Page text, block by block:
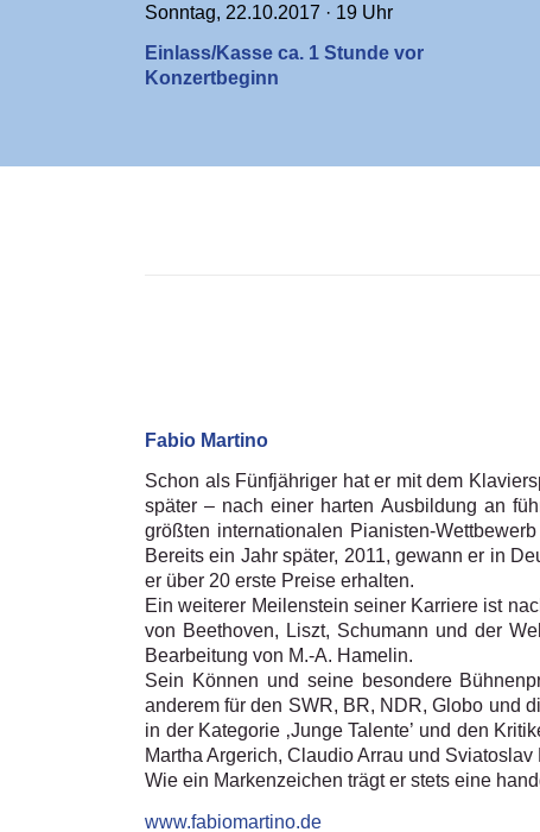
Sonntag, 22.10.2017 · 19 Uhr
Einlass/Kasse ca. 1 Stunde vor
Konzertbeginn
Fabio Martino
Schon als Fünfjähriger hat er mit dem
später – nach einer harten Ausbildung an
größten internationalen Pianisten-
Bereits ein Jahr später, 2011, gewann er in
er über 20 erste Preise erhalten.
Ein weiterer Meilenstein seiner Karriere ist
von Beethoven, Liszt, Schumann und der
Bearbeitung von M.-A. Hamelin.
Sein Können und seine besondere
anderem für den SWR, BR, NDR, Globo und
in der Kategorie ‚Junge Talente’ und den
Martha Argerich, Claudio Arrau und Sviatoslav
Wie ein Markenzeichen trägt er stets eine
www.fabiomartino.de